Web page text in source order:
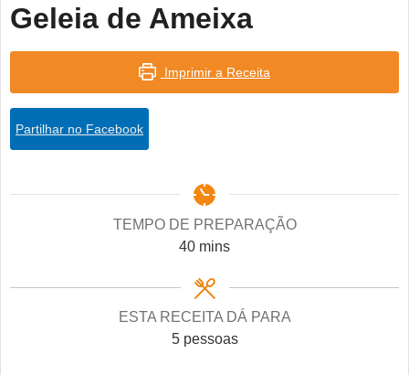
Geleia de Ameixa
Imprimir a Receita
Partilhar no Facebook
TEMPO DE PREPARAÇÃO
40minutes
mins
ESTA RECEITA DÁ PARA
5 pessoas